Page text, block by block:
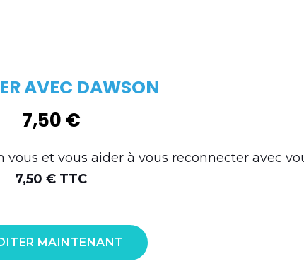
AVEC DAWSON
7,50 €
et vous aider à vous reconnecter avec
7,50 € TTC
MAINTENANT